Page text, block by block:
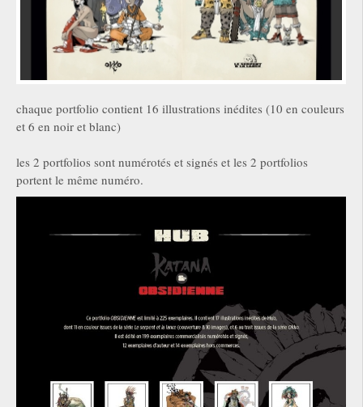
chaque portfolio contient 16 illustrations inédites (10 en couleurs
et 6 en noir et blanc)
les 2 portfolios sont numérotés et signés et les 2 portfolios
portent le même numéro.